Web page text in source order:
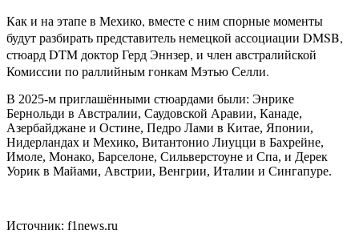
Как и на этапе в Мехико, вместе с ним спорные моменты
будут разбирать представитель немецкой ассоциации DMSB,
стюард DTM доктор Герд Эннзер, и член австралийской
Комиссии по раллийным гонкам Мэтью Селли.
В 2025-м приглашёнными стюардами были: Энрике
Бернольди в Австралии, Саудовской Аравии, Канаде,
Азербайджане и Остине, Педро Лами в Китае, Японии,
Нидерландах и Мехико, Витантонио Лиуцци в Бахрейне,
Имоле, Монако, Барселоне, Сильверстоуне и Спа, и Дерек
Уорик в Майами, Австрии, Венгрии, Италии и Сингапуре.
Источник: f1news.ru